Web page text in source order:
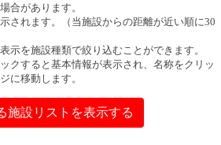
合があります。
されます。（当施設からの距離が近い順に30
示を施設種類で絞り込むことができます。
クすると基本情報が表示され、名称をクリッ
に移動します。
施設リストを表示する